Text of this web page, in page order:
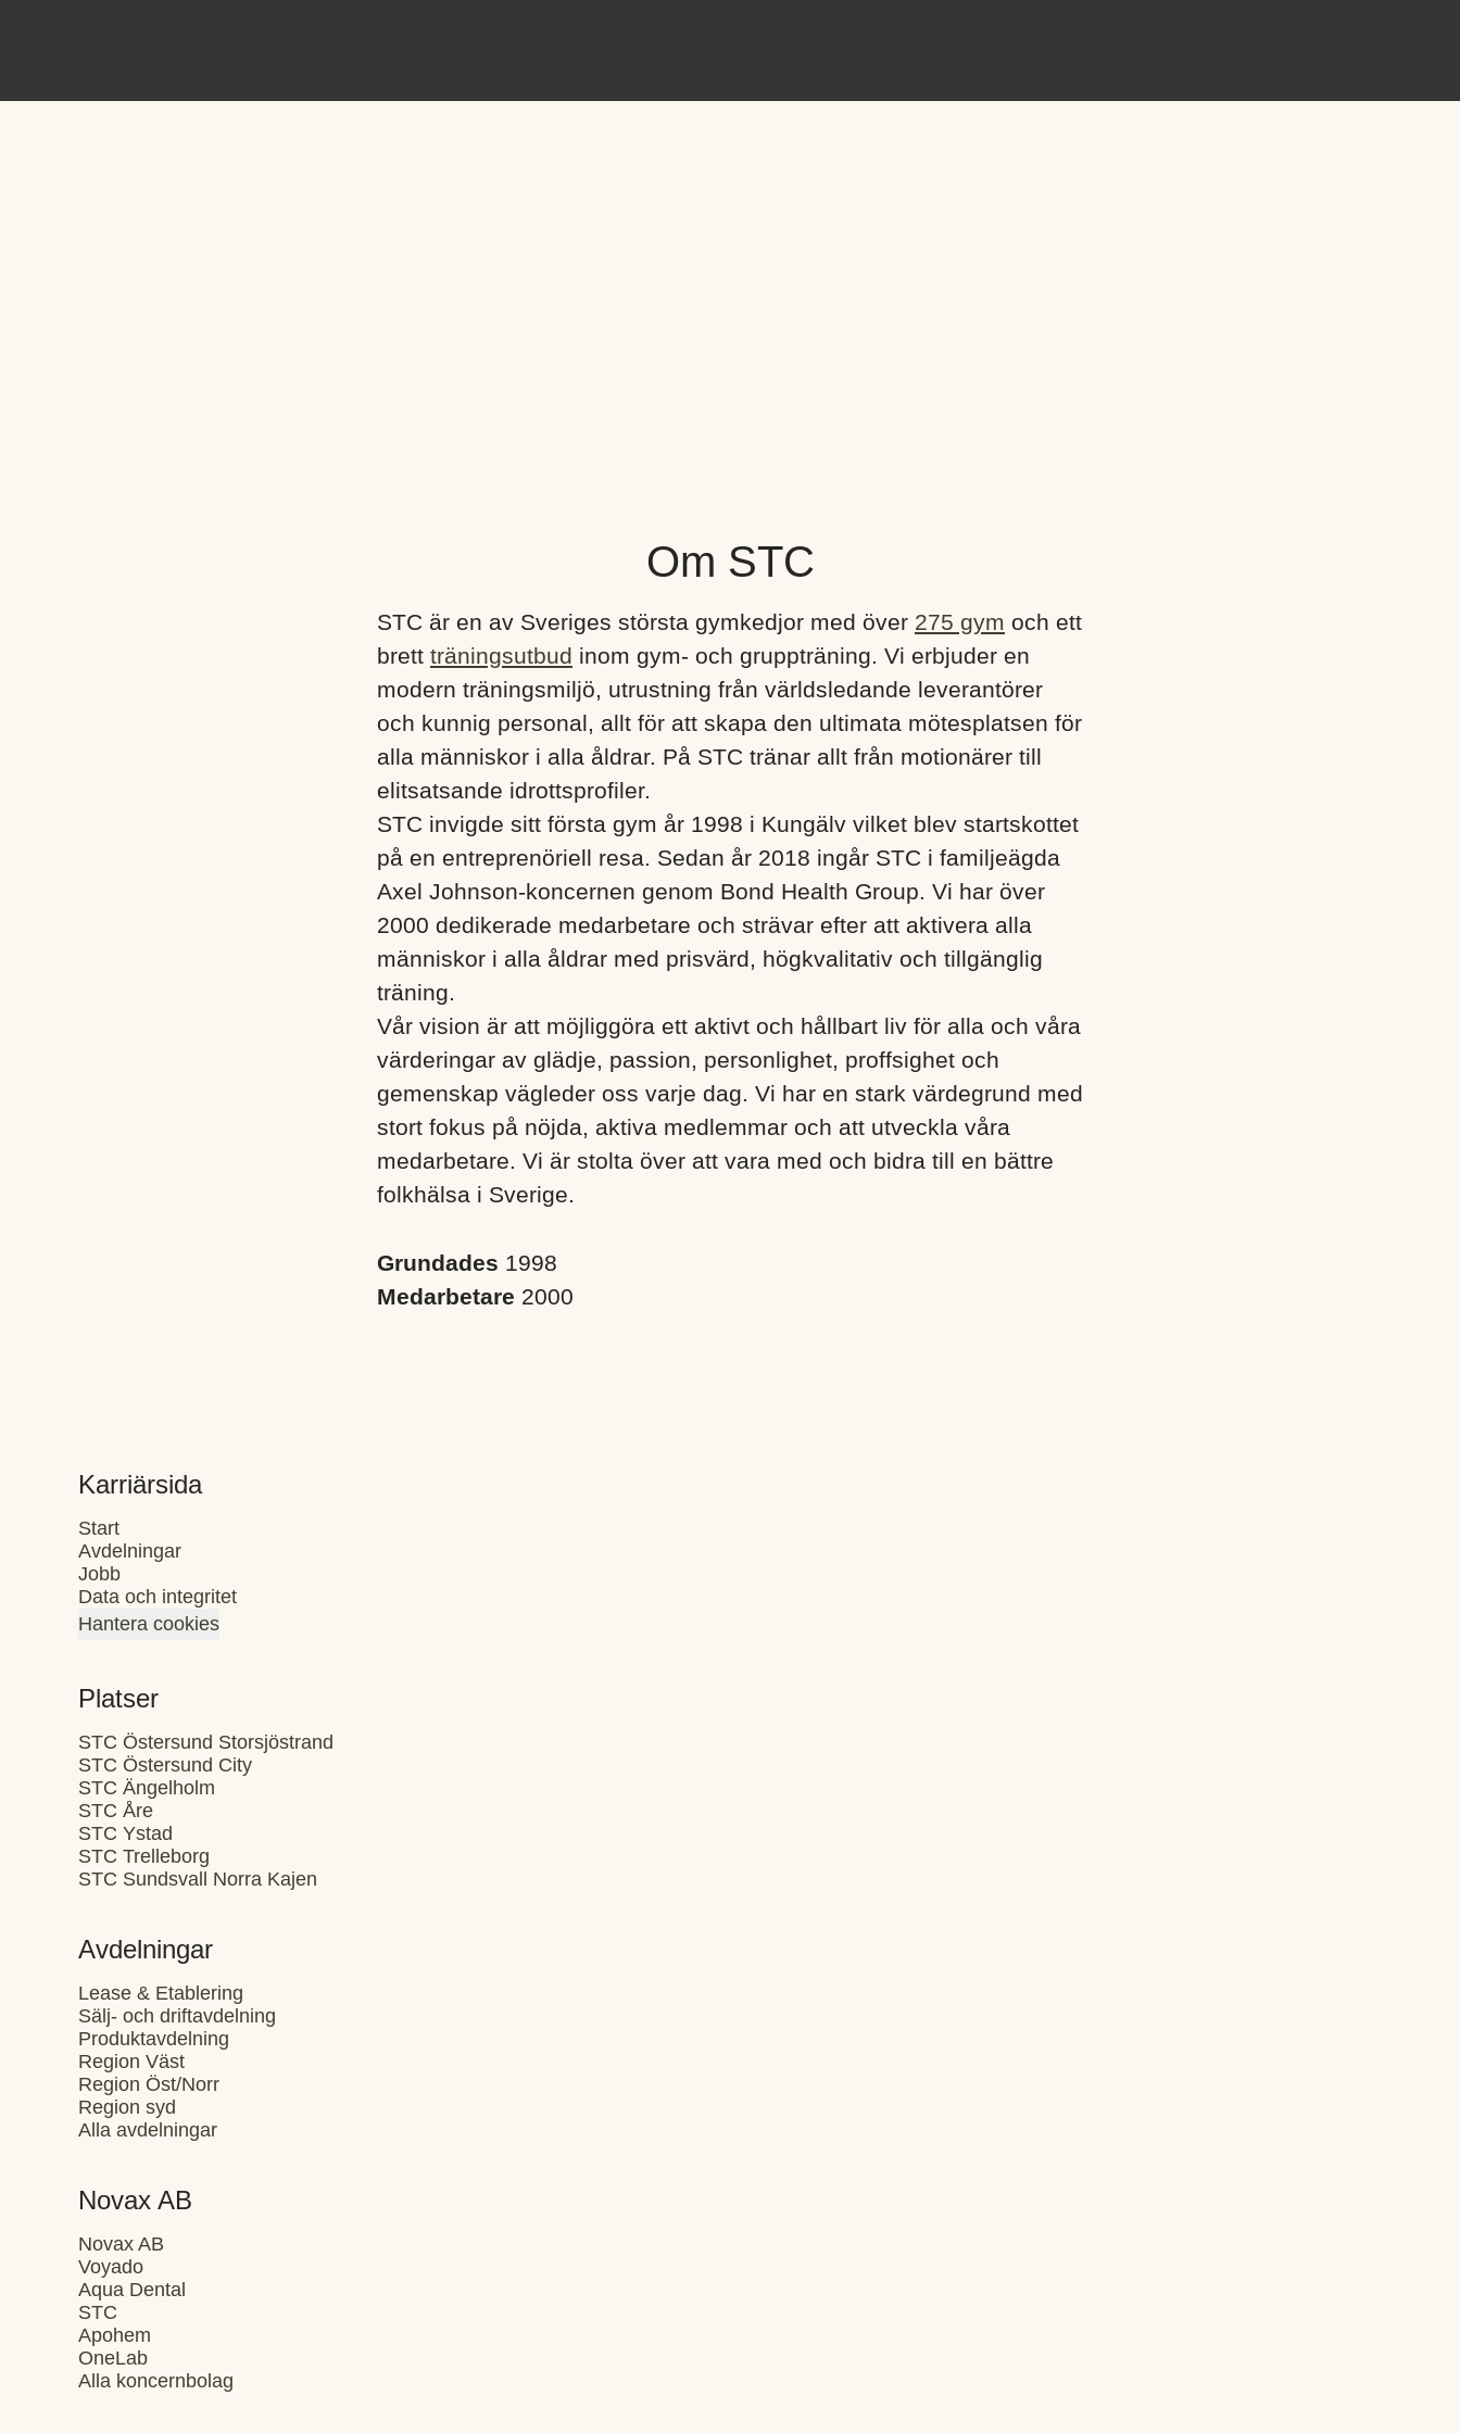
Om STC
STC är en av Sveriges största gymkedjor med över 275 gym och ett
brett träningsutbud inom gym- och gruppträning. Vi erbjuder en
modern träningsmiljö, utrustning från världsledande leverantörer
och kunnig personal, allt för att skapa den ultimata mötesplatsen för
alla människor i alla åldrar. På STC tränar allt från motionärer till
elitsatsande idrottsprofiler.
STC invigde sitt första gym år 1998 i Kungälv vilket blev startskottet
på en entreprenöriell resa. Sedan år 2018 ingår STC i familjeägda
Axel Johnson-koncernen genom Bond Health Group. Vi har över
2000 dedikerade medarbetare och strävar efter att aktivera alla
människor i alla åldrar med prisvärd, högkvalitativ och tillgänglig
träning.
Vår vision är att möjliggöra ett aktivt och hållbart liv för alla och våra
värderingar av glädje, passion, personlighet, proffsighet och
gemenskap vägleder oss varje dag. Vi har en stark värdegrund med
stort fokus på nöjda, aktiva medlemmar och att utveckla våra
medarbetare. Vi är stolta över att vara med och bidra till en bättre
folkhälsa i Sverige. ​
Grundades 1998
Medarbetare 2000
Karriärsida
Start
Avdelningar
Jobb
Data och integritet
Hantera cookies
Platser
STC Östersund Storsjöstrand
STC Östersund City
STC Ängelholm
STC Åre
STC Ystad
STC Trelleborg
STC Sundsvall Norra Kajen
Avdelningar
Lease & Etablering
Sälj- och driftavdelning
Produktavdelning
Region Väst
Region Öst/Norr
Region syd
Alla avdelningar
Novax AB
Novax AB
Voyado
Aqua Dental
STC
Apohem
OneLab
Alla koncernbolag